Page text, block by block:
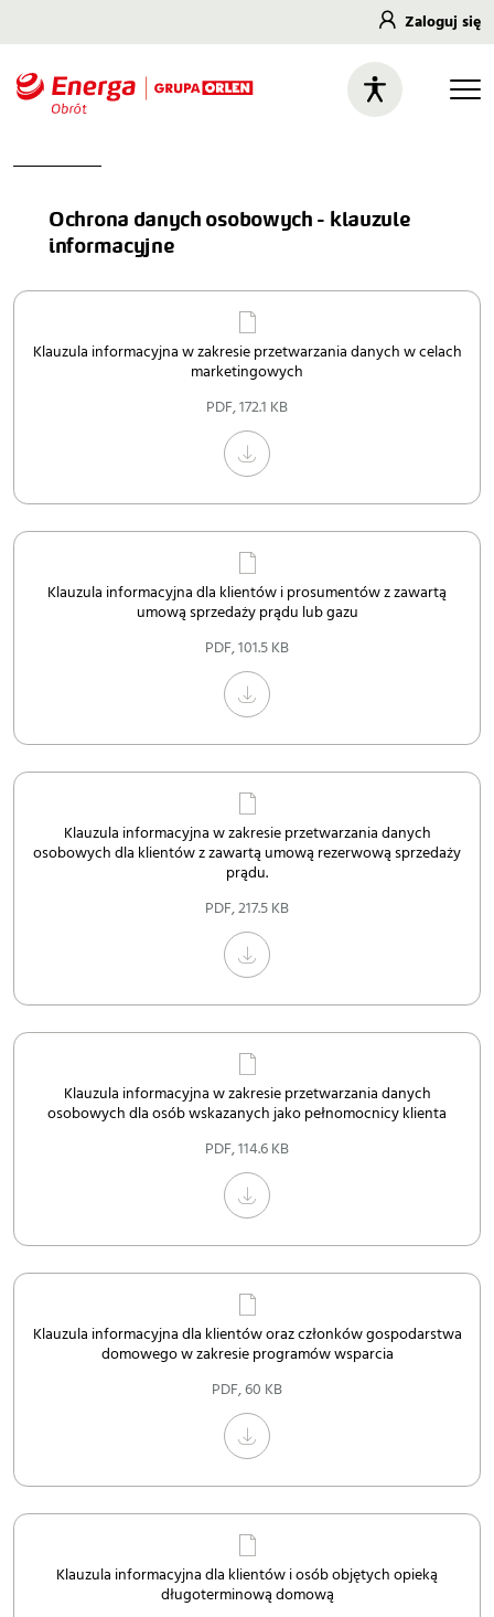
Zaloguj się
Ochrona danych osobowych - klauzule
informacyjne
Klauzula informacyjna w zakresie przetwarzania danych w celach
marketingowych
PDF,172.1 KB
Klauzula informacyjna dla klientów i prosumentów z zawartą
umową sprzedaży prądu lub gazu
PDF,101.5 KB
Klauzula informacyjna w zakresie przetwarzania danych
osobowych dla klientów z zawartą umową rezerwową sprzedaży
prądu.
PDF,217.5 KB
Klauzula informacyjna w zakresie przetwarzania danych
osobowych dla osób wskazanych jako pełnomocnicy klienta
PDF,114.6 KB
Klauzula informacyjna dla klientów oraz członków gospodarstwa
domowego w zakresie programów wsparcia
PDF,60 KB
Klauzula informacyjna dla klientów i osób objętych opieką
długoterminową domową